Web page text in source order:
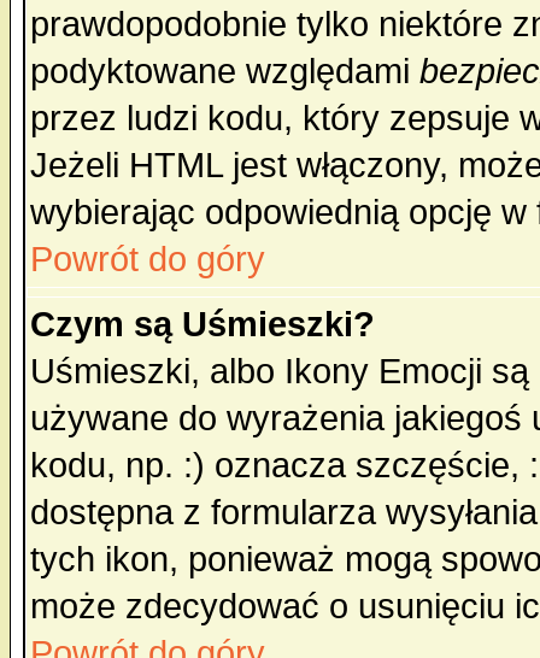
prawdopodobnie tylko niektóre
podyktowane względami
przez ludzi kodu, który zepsuje
Jeżeli HTML jest włączony,
wybierając odpowiednią opcję w
Powrót do góry
Czym są Uśmieszki?
Uśmieszki, albo Ikony Emocji
używane do wyrażenia
kodu, np. :) oznacza szczęście,
dostępna z formularza
tych ikon, ponieważ mogą
może zdecydować o usunięciu